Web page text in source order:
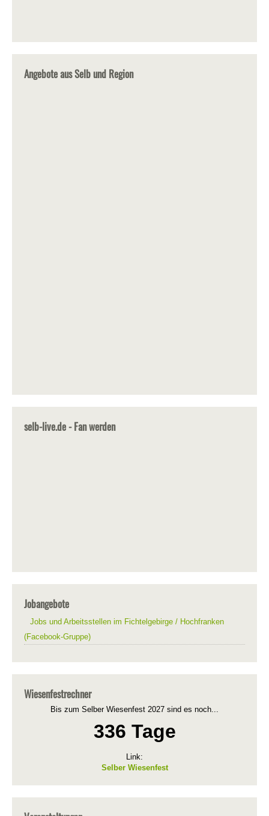
Angebote aus Selb und Region
selb-live.de - Fan werden
Jobangebote
Jobs und Arbeitsstellen im Fichtelgebirge / Hochfranken
(Facebook-Gruppe)
Wiesenfestrechner
Bis zum Selber Wiesenfest 2027 sind es noch...
336 Tage
Link:
Selber Wiesenfest